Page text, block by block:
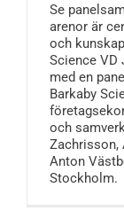
Se
arenor är
och
Science VD
med en
Barkaby
och
Zachrisson,
Anton
Stockholm.